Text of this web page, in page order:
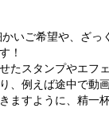
いご希望や、ざっ
！
たスタンプやエフ
、例えば途中で動
ますように、精一